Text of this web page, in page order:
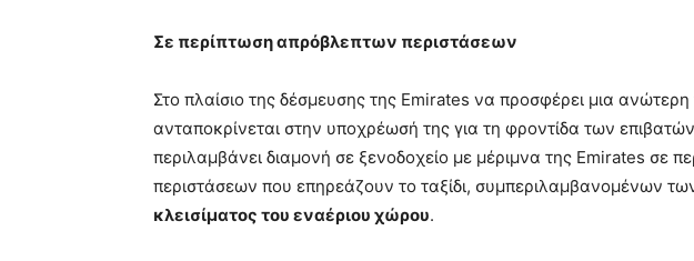
Σε περίπτωση απρόβλεπτων περιστάσεων
Στο πλαίσιο της δέσμευσης της Emirates να προσφέρει μια ανώτερη
ανταποκρίνεται στην υποχρέωσή της για τη φροντίδα των
περιλαμβάνει διαμονή σε ξενοδοχείο με μέριμνα της Emirates σε
περιστάσεων που επηρεάζουν το ταξίδι, συμπεριλαμβανομένων
κλεισίματος του εναέριου χώρου.